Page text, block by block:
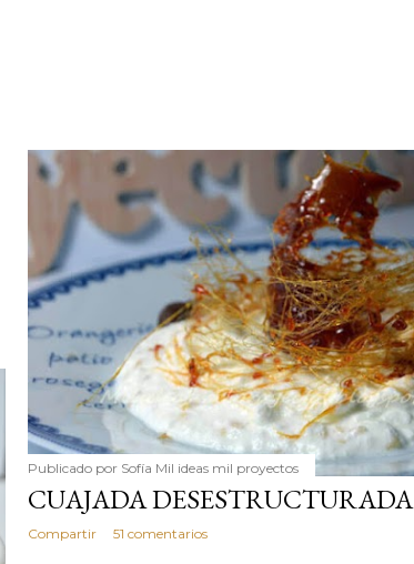
Publicado por Sofía Mil ideas mil proyectos
CUAJADA DESESTRUCTURADA
Compartir 51 comentarios